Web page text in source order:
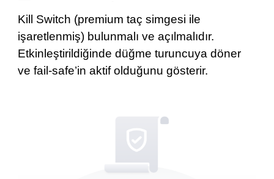
Kill Switch (premium taç simgesi ile
işaretlenmiş) bulunmalı ve açılmalıdır.
Etkinleştirildiğinde düğme turuncuya döner
ve fail-safe’in aktif olduğunu gösterir.